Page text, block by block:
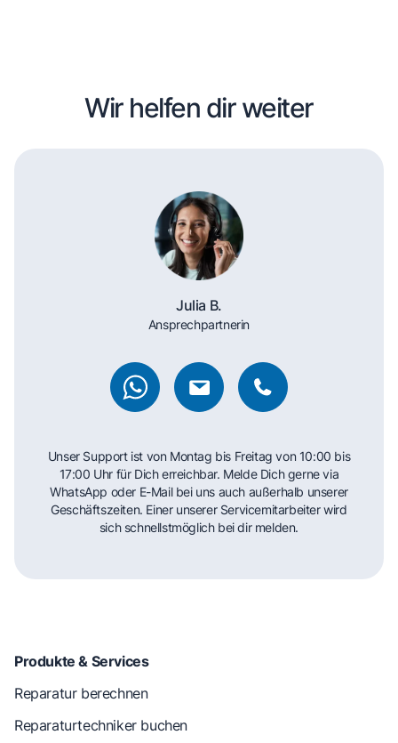
Wir helfen dir weiter
Julia B.
Ansprechpartnerin
Unser Support ist von Montag bis Freitag von 10:00 bis
17:00 Uhr für Dich erreichbar. Melde Dich gerne via
WhatsApp oder E-Mail bei uns auch außerhalb unserer
Geschäftszeiten. Einer unserer Servicemitarbeiter wird
sich schnellstmöglich bei dir melden.
Produkte & Services
Reparatur berechnen
Reparaturtechniker buchen